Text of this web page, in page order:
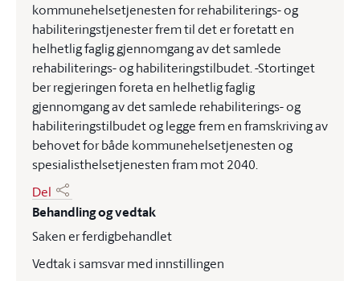
kommunehelsetjenesten for rehabiliterings- og
habiliteringstjenester frem til det er foretatt en
helhetlig faglig gjennomgang av det samlede
rehabiliterings- og habiliteringstilbudet. -Stortinget
ber regjeringen foreta en helhetlig faglig
gjennomgang av det samlede rehabiliterings- og
habiliteringstilbudet og legge frem en framskriving av
behovet for både kommunehelsetjenesten og
spesialisthelsetjenesten fram mot 2040.
Del
Behandling og vedtak
Saken er ferdigbehandlet
Vedtak i samsvar med innstillingen